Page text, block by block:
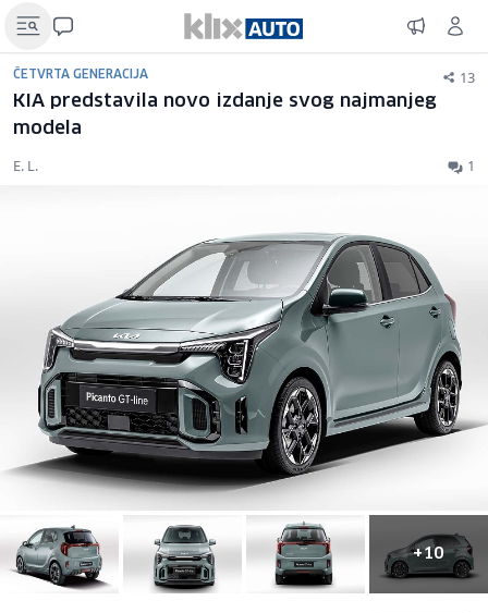
ČETVRTA GENERACIJA 13
KIA predstavila novo izdanje svog najmanjeg
modela
E. L. 1
+10